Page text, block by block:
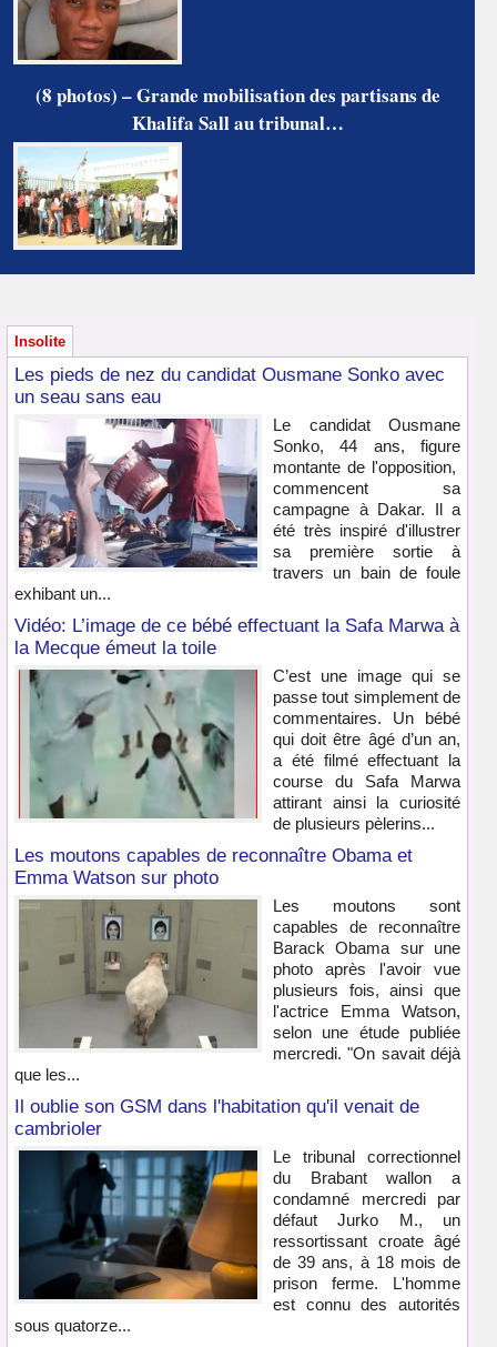
(8 photos) – Grande mobilisation des partisans de
Khalifa Sall au tribunal…
Insolite
Les pieds de nez du candidat Ousmane Sonko avec
un seau sans eau
Le candidat Ousmane
Sonko, 44 ans, figure
montante de l'opposition,
commencent sa
campagne à Dakar. Il a
été très inspiré d'illustrer
sa première sortie à
travers un bain de foule
exhibant un...
Vidéo: L’image de ce bébé effectuant la Safa Marwa à
la Mecque émeut la toile
C’est une image qui se
passe tout simplement de
commentaires. Un bébé
qui doit être âgé d’un an,
a été filmé effectuant la
course du Safa Marwa
attirant ainsi la curiosité
de plusieurs pèlerins...
Les moutons capables de reconnaître Obama et
Emma Watson sur photo
Les moutons sont
capables de reconnaître
Barack Obama sur une
photo après l'avoir vue
plusieurs fois, ainsi que
l'actrice Emma Watson,
selon une étude publiée
mercredi. "On savait déjà
que les...
Il oublie son GSM dans l'habitation qu'il venait de
cambrioler
Le tribunal correctionnel
du Brabant wallon a
condamné mercredi par
défaut Jurko M., un
ressortissant croate âgé
de 39 ans, à 18 mois de
prison ferme. L'homme
est connu des autorités
sous quatorze...